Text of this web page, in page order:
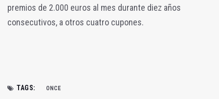
premios de 2.000 euros al mes durante diez años
consecutivos, a otros cuatro cupones.
TAGS: ONCE